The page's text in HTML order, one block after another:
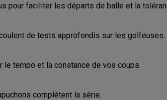
pour faciliter les départs de balle et la
de tests approfondis sur les golfeuses.
le tempo et la constance de vos coups.
complètent la série.